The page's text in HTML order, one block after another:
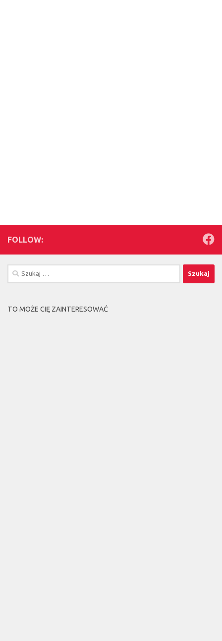
FOLLOW:
Szukaj:
TO MOŻE CIĘ ZAINTERESOWAĆ